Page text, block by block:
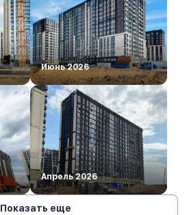
Июнь 2026
Апрель 2026
Показать еще